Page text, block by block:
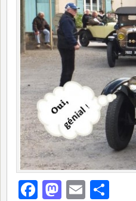
Facebook
Mastodon
Email